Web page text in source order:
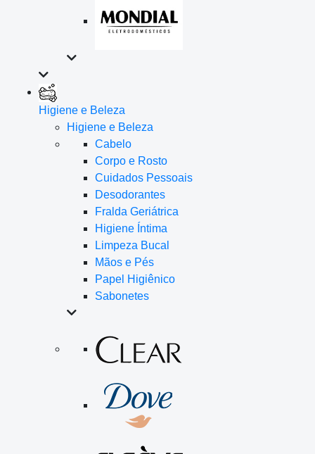
Higiene e Beleza
Higiene e Beleza
Cabelo
Corpo e Rosto
Cuidados Pessoais
Desodorantes
Fralda Geriátrica
Higiene Íntima
Limpeza Bucal
Mãos e Pés
Papel Higiênico
Sabonetes